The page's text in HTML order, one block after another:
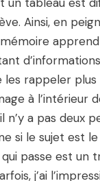
Ainsi, en
les rappeler
à l’intérieur
n’y a pas deux
si le sujet est
passe est un
j’ai